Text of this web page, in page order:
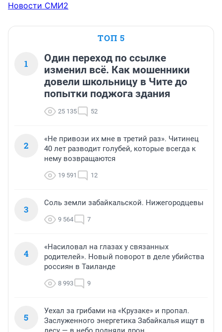
Новости СМИ2
ТОП 5
1
Один переход по ссылке
изменил всё. Как мошенники
довели школьницу в Чите до
попытки поджога здания
25 135 52
2
«Не привози их мне в третий раз». Читинец
40 лет разводит голубей, которые всегда к
нему возвращаются
19 591 12
3
Соль земли забайкальской. Нижегородцевы
9 564 7
4
«Насиловал на глазах у связанных
родителей». Новый поворот в деле убийства
россиян в Таиланде
8 993 9
5
Уехал за грибами на «Крузаке» и пропал.
Заслуженного энергетика Забайкалья ищут в